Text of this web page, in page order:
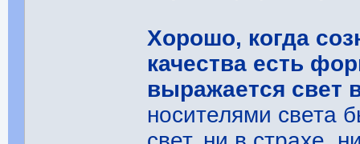
Хорошо, когда
качества есть
выражается свет
носителями света